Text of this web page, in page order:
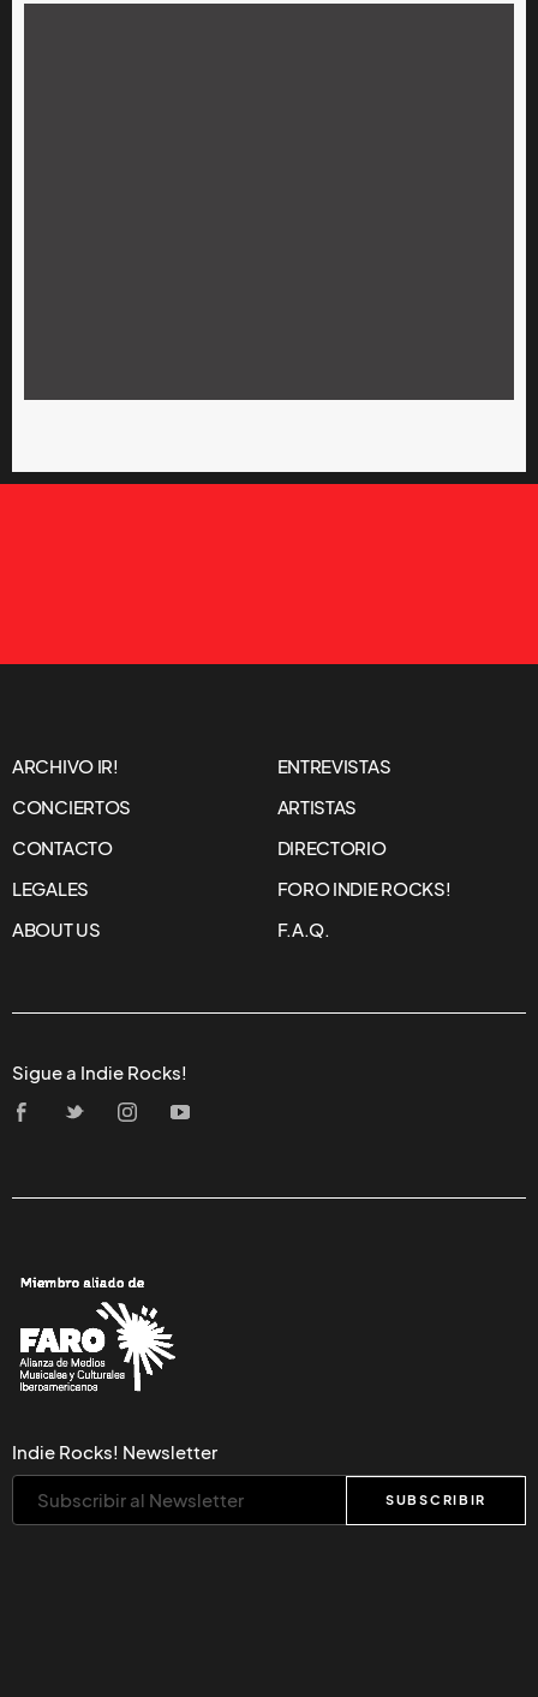
ARCHIVO IR!
ENTREVISTAS
CONCIERTOS
ARTISTAS
CONTACTO
DIRECTORIO
LEGALES
FORO INDIE ROCKS!
ABOUT US
F.A.Q.
Sigue a Indie Rocks!
Indie Rocks! Newsletter